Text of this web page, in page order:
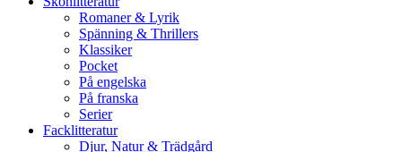
Romaner & Lyrik
Spänning & Thrillers
Klassiker
Pocket
På engelska
På franska
Serier
Facklitteratur
Djur, Natur & Trädgård